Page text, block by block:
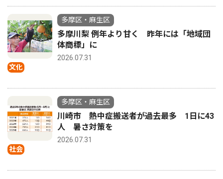
文化
多摩区・麻生区
多摩川梨 例年より甘く 昨年には「地域団
体商標」に
2026.07.31
社会
多摩区・麻生区
川崎市 熱中症搬送者が過去最多 1日に43
人 暑さ対策を
2026.07.31